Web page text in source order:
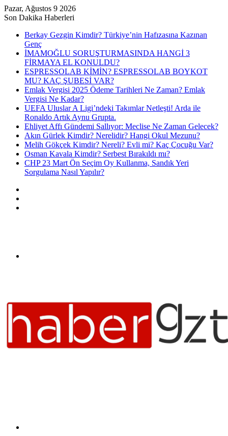
Pazar, Ağustos 9 2026
Son Dakika Haberleri
Berkay Gezgin Kimdir? Türkiye’nin Hafızasına Kazınan
Genç
İMAMOĞLU SORUŞTURMASINDA HANGİ 3
FİRMAYA EL KONULDU?
ESPRESSOLAB KİMİN? ESPRESSOLAB BOYKOT
MU? KAÇ ŞUBESİ VAR?
Emlak Vergisi 2025 Ödeme Tarihleri Ne Zaman? Emlak
Vergisi Ne Kadar?
UEFA Uluslar A Ligi’ndeki Takımlar Netleşti! Arda ile
Ronaldo Artık Aynu Grupta.
Ehliyet Affı Gündemi Sallıyor: Meclise Ne Zaman Gelecek?
Akın Gürlek Kimdir? Nerelidir? Hangi Okul Mezunu?
Melih Gökçek Kimdir? Nereli? Evli mi? Kaç Çocuğu Var?
Osman Kavala Kimdir? Serbest Bırakıldı mı?
CHP 23 Mart Ön Seçim Oy Kullanma, Sandık Yeri
Sorgulama Nasıl Yapılır?